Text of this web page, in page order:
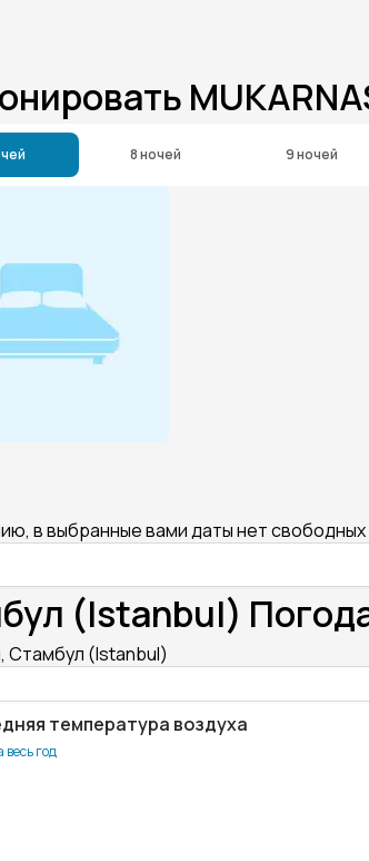
8 ночей 9 ночей
в выбранные вами даты нет
(Istanbul)
Стамбул (Istanbul)
температура воздуха
весь год